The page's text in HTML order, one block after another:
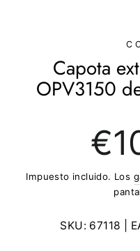
Capota
OPV3150
regular
Impuesto incluido. Los
SKU: 67118 |